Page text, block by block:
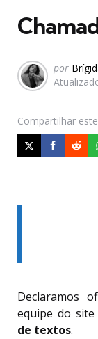
Postado
por
por
Compartilhar
Declaramos
equipe do site
de textos.